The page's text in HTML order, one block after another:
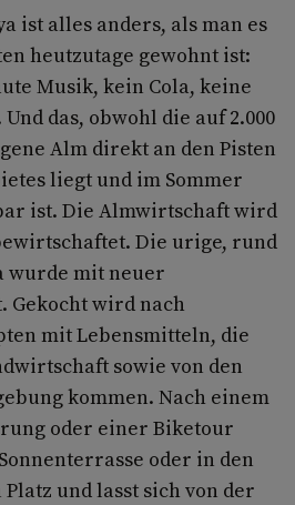
ist alles anders, als man es
heutzutage gewohnt ist:
Musik, kein Cola, keine
das, obwohl die auf 2.000
Alm direkt an den Pisten
liegt und im Sommer
ist. Die Almwirtschaft wird
Die urige, rund
wurde mit neuer
wird nach
mit Lebensmitteln, die
sowie von den
kommen. Nach einem
oder einer Biketour
oder in den
und lasst sich von der